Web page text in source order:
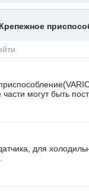
Крепежное
части могут быть
для